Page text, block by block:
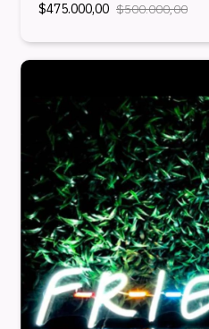
$475.000,00 $500.000,00